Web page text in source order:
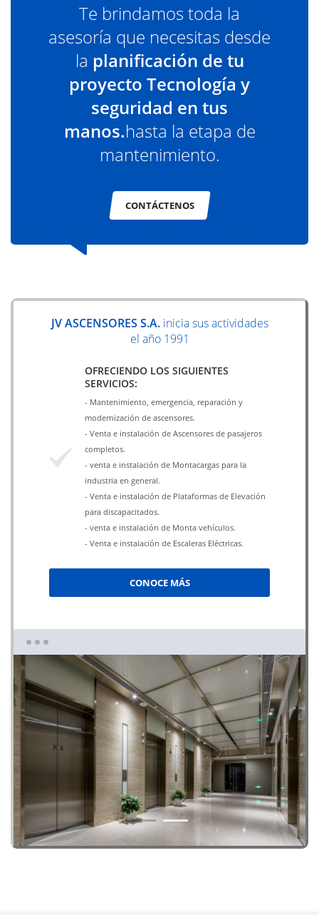
Te brindamos toda la
asesoría que necesitas desde
la planificación de tu
proyecto Tecnología y
seguridad en tus
manos.hasta la etapa de
mantenimiento.
CONTÁCTENOS
JV ASCENSORES S.A. inicia sus actividades
el año 1991
OFRECIENDO LOS SIGUIENTES
SERVICIOS:
- Mantenimiento, emergencia, reparación y
modernización de ascensores.
- Venta e instalación de Ascensores de pasajeros
completos.
- venta e instalación de Montacargas para la
industria en general.
- Venta e instalación de Plataformas de Elevación
para discapacitados.
- venta e instalación de Monta vehículos.
- Venta e instalación de Escaleras Eléctricas.
CONOCE MÁS
1 2